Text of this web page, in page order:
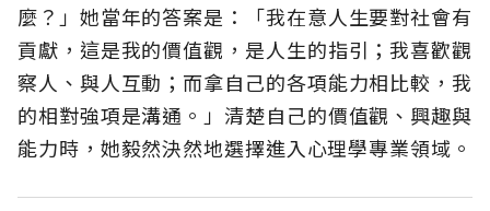
麼？」她當年的答案是：「我在意人生要對社會有
貢獻，這是我的價值觀，是人生的指引；我喜歡觀
察人、與人互動；而拿自己的各項能力相比較，我
的相對強項是溝通。」清楚自己的價值觀、興趣與
能力時，她毅然決然地選擇進入心理學專業領域。